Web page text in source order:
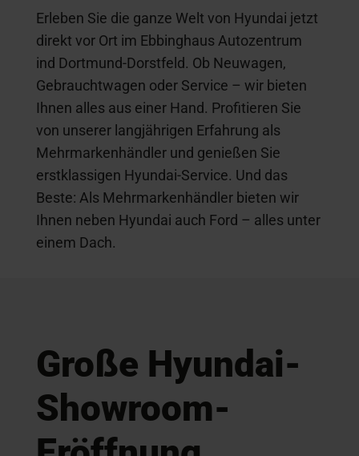
Erleben Sie die ganze Welt von Hyundai jetzt
direkt vor Ort im Ebbinghaus Autozentrum
ind Dortmund-Dorstfeld. Ob Neuwagen,
Gebrauchtwagen oder Service – wir bieten
Ihnen alles aus einer Hand. Profitieren Sie
von unserer langjährigen Erfahrung als
Mehrmarkenhändler und genießen Sie
erstklassigen Hyundai-Service. Und das
Beste: Als Mehrmarkenhändler bieten wir
Ihnen neben Hyundai auch Ford – alles unter
einem Dach.
Große Hyundai-
Showroom-